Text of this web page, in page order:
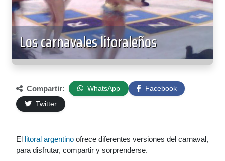
Los carnavales litoraleños
Compartir: WhatsApp
Facebook
Twitter
El litoral argentino ofrece diferentes versiones del carnaval,
para disfrutar, compartir y sorprenderse.